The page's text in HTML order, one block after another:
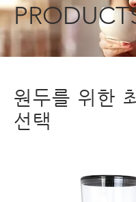
원두를 위한
선택